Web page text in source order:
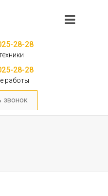
28-28
28-28
работы
звонок